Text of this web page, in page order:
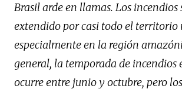
Brasil arde en llamas. Los incendios
extendido por casi todo el territorio
especialmente en la región
general, la temporada de incendios
ocurre entre junio y octubre, pero